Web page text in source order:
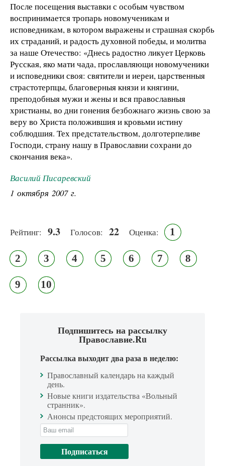
После посещения выставки с особым чувством
воспринимается тропарь новомученикам и
исповедникам, в котором выражены и страшная скорбь
их страданий, и радость духовной победы, и молитва
за наше Отечество: «Днесь радостно ликует Церковь
Русская, яко мати чада, прославляющи новомученики
и исповедники своя: святители и иереи, царственныя
страстотерпцы, благоверныя князи и княгини,
преподобныя мужи и жены и вся православныя
христианы, во дни гонения безбожнаго жизнь свою за
веру во Христа положившия и кровьми истину
соблюдшия. Тех предстательством, долготерпеливе
Господи, страну нашу в Православии сохрани до
скончания века».
Василий Писаревский
1 октября 2007 г.
Рейтинг: 9.3 Голосов: 22 Оценка: 1
2 3 4 5 6 7 8
9 10
Подпишитесь на рассылку
Православие.Ru
Рассылка выходит два раза в неделю:
Православный календарь на каждый
день.
Новые книги издательства «Вольный
странник».
Анонсы предстоящих мероприятий.